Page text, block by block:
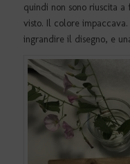
quindi non sono riuscita
visto. Il colore
ingrandire il disegno, e